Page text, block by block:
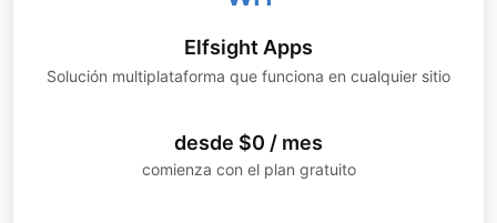
Elfsight Apps
Solución multiplataforma que funciona en cualquier sitio
desde $0 / mes
comienza con el plan gratuito